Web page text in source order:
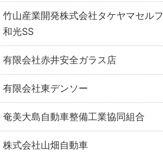
竹山産業開発株式会社タケヤマセルフ
和光SS
有限会社赤井安全ガラス店
有限会社東デンソー
奄美大島自動車整備工業協同組合
株式会社山畑自動車